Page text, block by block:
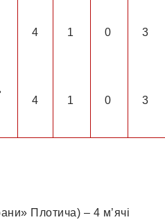
4 1 0 3
4 1 0 3
Плотича) – 4 м’ячі